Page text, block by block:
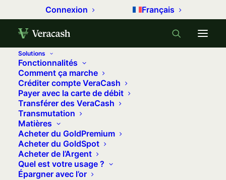
Connexion Français
Solutions
Fonctionnalités
Comment ça marche
Créditer compte VeraCash
Payer avec la carte de débit
Transférer des VeraCash
Transmutation
Matières
Acheter du GoldPremium
Acheter du GoldSpot
Acheter de l’Argent
Quel est votre usage ?
Épargner avec l’or
Accueil
Métaux précieux
De l’or en libre-service au supermarché du coin…
De l’or en libre-service au
supermarché du coin…
19 juillet 2023 11 minutes
Depuis le dernier trimestre 2022, la